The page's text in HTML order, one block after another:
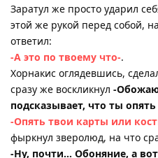
Заратул же просто ударил
этой же рукой перед собой,
ответил:
-А это по твоему что-.
Хорнакис оглядевшись,
сразу же воскликнул -Обожаю
подсказывает, что ты
-Опять твои карты или
фыркнул зверолюд, на что
-Ну, почти… Обоняние, а